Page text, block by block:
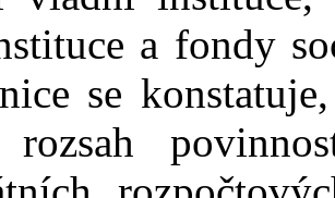
a fondy
se